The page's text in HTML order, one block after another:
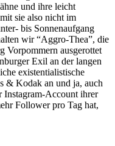
und ihre leicht
sie also nicht im
bis Sonnenaufgang
wir “Aggro-Thea”, die
Vorpommern ausgerottet
Exil an der langen
existentialistische
& Kodak an und ja, auch
Instagram-Account ihrer
Follower pro Tag hat,